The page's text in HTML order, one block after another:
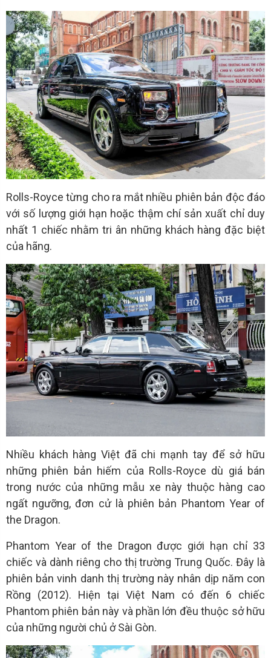
Rolls-Royce từng cho ra mắt nhiều phiên bản độc đáo
với số lượng giới hạn hoặc thậm chí sản xuất chỉ duy
nhất 1 chiếc nhằm tri ân những khách hàng đặc biệt
của hãng.
Nhiều khách hàng Việt đã chi mạnh tay để sở hữu
những phiên bản hiếm của Rolls-Royce dù giá bán
trong nước của những mẫu xe này thuộc hàng cao
ngất ngưỡng, đơn cử là phiên bản Phantom Year of
the Dragon.
Phantom Year of the Dragon được giới hạn chỉ 33
chiếc và dành riêng cho thị trường Trung Quốc. Đây là
phiên bản vinh danh thị trường này nhân dịp năm con
Rồng (2012). Hiện tại Việt Nam có đến 6 chiếc
Phantom phiên bản này và phần lớn đều thuộc sở hữu
của những người chủ ở Sài Gòn.